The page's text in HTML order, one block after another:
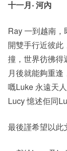
十一月‧ 河內
Ray 一到越南
開雙手行近彼
撞，世界彷彿得
月後就能夠重
嘅Luke 永遠天
Lucy 憶述佢同
最後謹希望以此